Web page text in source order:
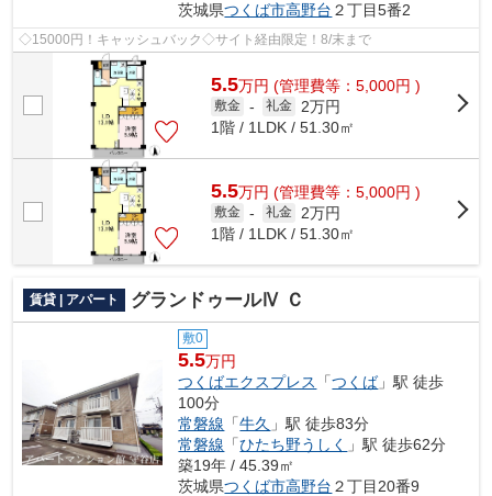
茨城県つくば市高野台 ２丁目5番2
◇15000円！キャッシュバック◇サイト経由限定！8/末まで
5.5万円 (管理費等：5,000円 )
敷金 - 礼金
2万円
1階 / 1LDK / 51.30㎡
5.5万円 (管理費等：5,000円 )
敷金 - 礼金
2万円
1階 / 1LDK / 51.30㎡
賃貸 | アパート グランドゥールⅣ Ｃ
敷0
5.5万円
つくばエクスプレス
「つくば」駅 徒歩
100分
常磐線 「牛久 」駅 徒歩83分
常磐線 「ひたち野うしく
」駅 徒歩62分
築19年 / 45.39㎡
茨城県つくば市高野台 ２丁目20番9